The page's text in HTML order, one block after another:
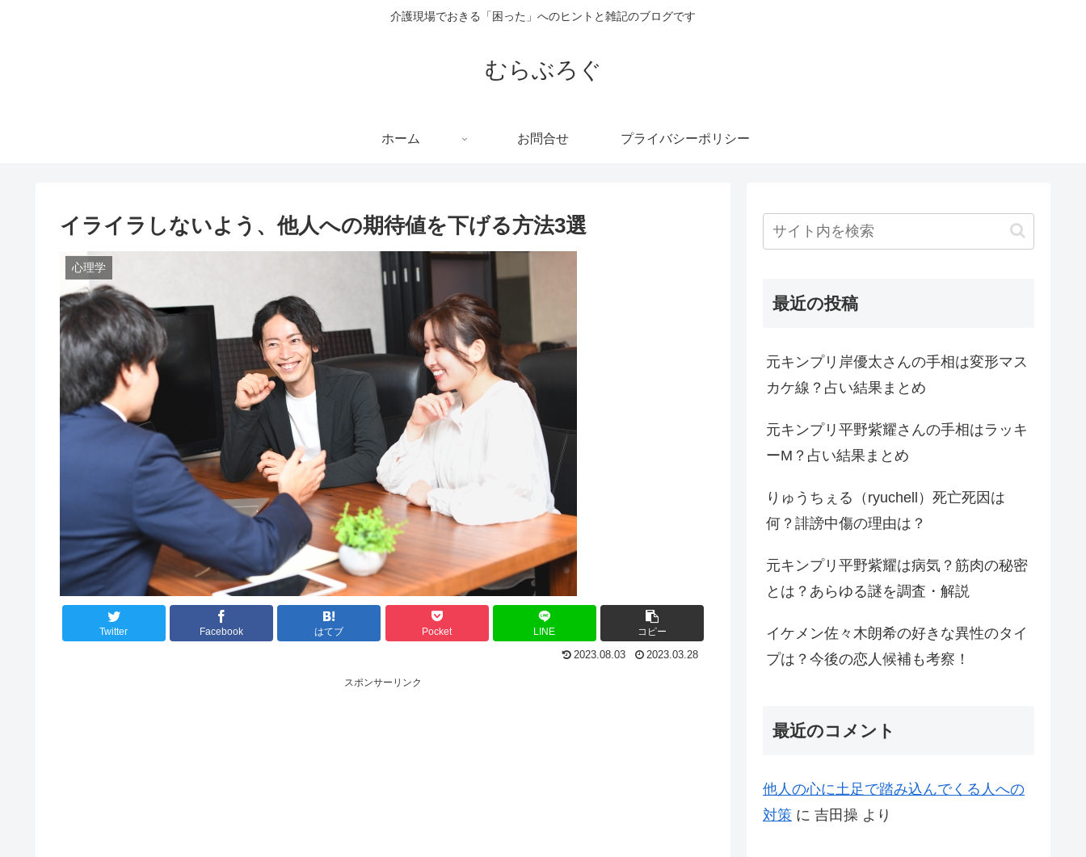
介護現場でおきる「困った」へのヒントと雑記のブログです
むらぶろぐ
ホーム お問合せ プライバシーポリシー
イライラしないよう、他人への期待値を下げる方法3選
心理学
Twitter Facebook はてブ Pocket LINE コピー
2023.08.03 2023.03.28
スポンサーリンク
最近の投稿
元キンプリ岸優太さんの手相は変形マス
カケ線？占い結果まとめ
元キンプリ平野紫耀さんの手相はラッキ
ーM？占い結果まとめ
りゅうちぇる（ryuchell）死亡死因は
何？誹謗中傷の理由は？
元キンプリ平野紫耀は病気？筋肉の秘密
とは？あらゆる謎を調査・解説
イケメン佐々木朗希の好きな異性のタイ
プは？今後の恋人候補も考察！
最近のコメント
他人の心に土足で踏み込んでくる人への
対策 に 吉田操 より